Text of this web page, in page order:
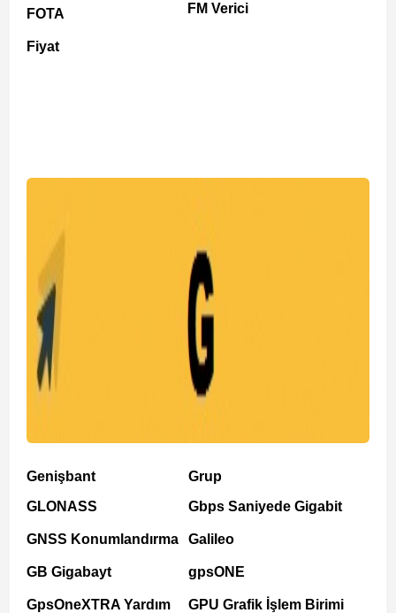
FOTA
Fiyat
FM Verici
Genişbant
GLONASS
GNSS Konumlandırma
GB Gigabayt
GpsOneXTRA Yardım
Grup
Gbps Saniyede Gigabit
Galileo
gpsONE
GPU Grafik İşlem Birimi